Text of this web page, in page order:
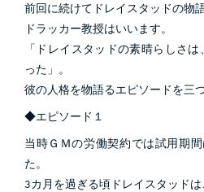
前回に続けてドレイスタッドの物語
ドラッカー教授はいいます。
「ドレイスタッドの素晴らしさ
った」。
彼の人格を物語るエピソードを三
◆エピソード１
当時ＧＭの労働契約では試用期
た。
3カ月を過ぎる頃ドレイスタッドは